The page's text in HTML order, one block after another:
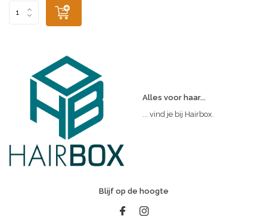
Alles voor haar...
... vind je bij Hairbox.
Blijf op de hoogte